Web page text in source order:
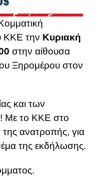
ΚΚΕ την Κυριακή
στην αίθουσα
Ξηρομέρου στον
και των
Με το ΚΚΕ στο
ανατροπής, για
της εκδήλωσης.